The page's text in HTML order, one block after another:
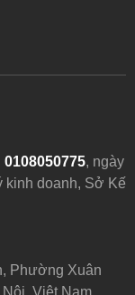
0108050775, ngày
kinh doanh, Sở Kế
Phường Xuân
Việt Nam